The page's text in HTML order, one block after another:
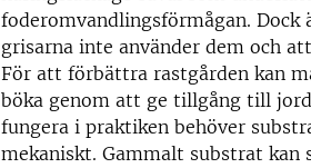
foderomvandlingsförmågan.
grisarna inte använder dem och
För att förbättra rastgården kan
böka genom att ge tillgång till
fungera i praktiken behöver
mekaniskt. Gammalt substrat kan